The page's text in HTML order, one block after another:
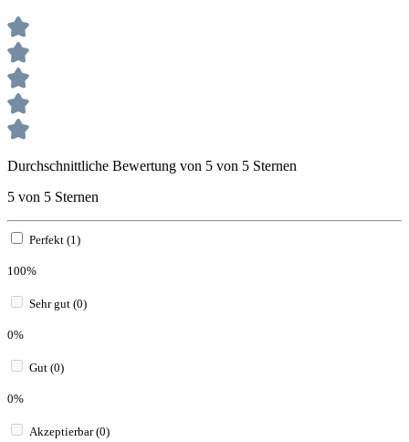
Durchschnittliche Bewertung von 5 von 5 Sternen
5 von 5 Sternen
Perfekt (1)
100%
Sehr gut (0)
0%
Gut (0)
0%
Akzeptierbar (0)